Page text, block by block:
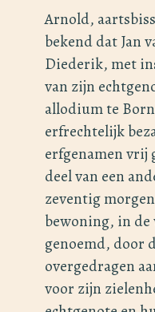
Arnold,
bekend dat Jan
Diederik, met
van zijn
allodium te
erfrechtelijk
erfgenamen vrij
deel van een
zeventig
bewoning, in de
genoemd, door
overgedragen
voor zijn